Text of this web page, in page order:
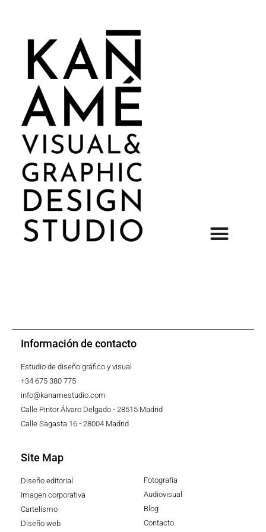
Información de contacto
Estudio de diseño gráfico y visual
+34 675 380 775
info@kanamestudio.com
Calle Pintor Álvaro Delgado - 28515 Madrid
Calle Sagasta 16 - 28004 Madrid
Site Map
Diseño editorial
Imagen corporativa
Cartelismo
Diseño web
Fotografía
Audiovisual
Blog
Contacto